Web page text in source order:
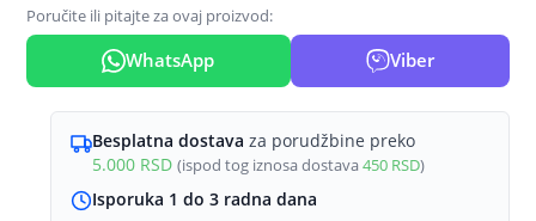
svetiljka
okrugla
tamno
Poručite ili pitajte za ovaj proizvod:
WhatsApp Viber
Besplatna dostava za porudžbine preko
5.000 RSD (ispod tog iznosa dostava450 RSD)
Isporuka 1 do 3 radna dana